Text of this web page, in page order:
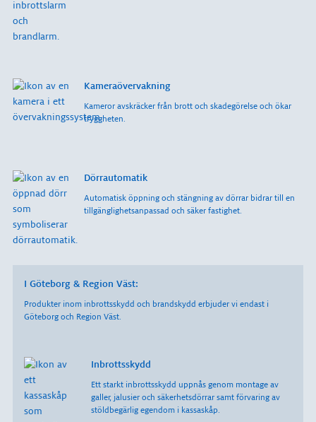
Kameraövervakning
Kameror avskräcker från brott och skadegörelse och ökar
tryggheten.
Dörrautomatik
Automatisk öppning och stängning av dörrar bidrar till en
tillgänglighetsanpassad och säker fastighet.
I Göteborg & Region Väst:
Produkter inom inbrottsskydd och brandskydd erbjuder vi endast i
Göteborg och Region Väst.
Inbrottsskydd
Ett starkt inbrottsskydd uppnås genom montage av
galler, jalusier och säkerhetsdörrar samt förvaring av
stöldbegärlig egendom i kassaskåp.